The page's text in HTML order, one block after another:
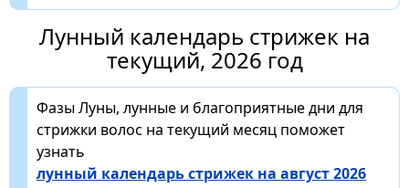
Лунный календарь стрижек на
текущий, 2026 год
Фазы Луны, лунные и благоприятные дни для
стрижки волос на текущий месяц поможет
узнать
лунный календарь стрижек на август 2026